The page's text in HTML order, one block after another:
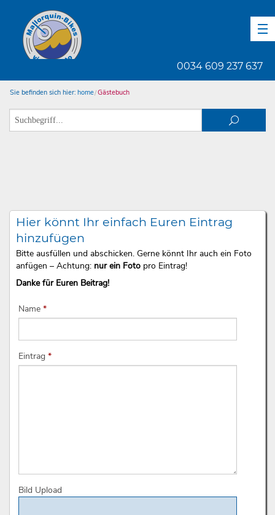
0034 609 237 637
Sie befinden sich hier: home Gästebuch
Hier könnt Ihr einfach Euren Eintrag
hinzufügen
Bitte ausfüllen und abschicken. Gerne könnt Ihr auch ein Foto
anfügen – Achtung: nur ein Fotopro Eintrag!
Danke für Euren Beitrag!
Name *
Eintrag *
Bild Upload